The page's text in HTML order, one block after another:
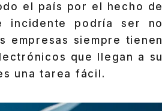
el país por el hecho de
incidente podría ser no
empresas siempre tienen
que llegan a su
una tarea fácil.